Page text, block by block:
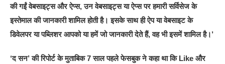
की गईं वेबसाइट्स और ऐप्स, उन वेबसाइट्स या ऐप्स पर हमारी सर्विसेज के
इस्तेमाल की जानकारी शामिल होती है। इसके साथ ही ऐप या वेबसाइट के
डिवेलपर या पब्लिशर आपको या हमें जो जानकारी देते हैं, वह भी इसमें शामिल है।’
‘द सन’ की रिपोर्ट के मुताबिक 7 साल पहले फेसबुक ने कहा था कि Like और